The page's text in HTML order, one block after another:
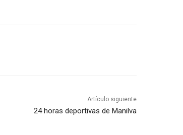
Artículo siguiente
24 horas deportivas de Manilva